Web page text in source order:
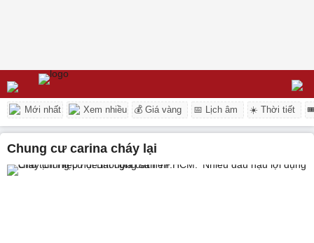
Mới nhất Xem nhiều 💰 Giá vàng 📅 Lịch âm ☀️ Thời tiết
chung cư carina cháy lại